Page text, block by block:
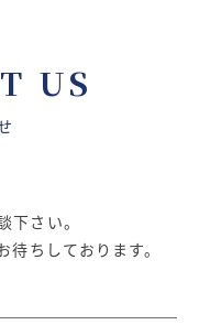
US
下さい。
ちしております。